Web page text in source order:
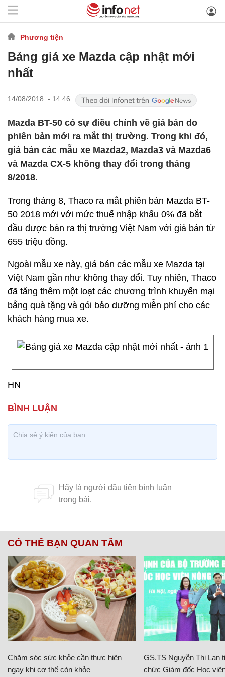
Phương tiện
Bảng giá xe Mazda cập nhật mới
nhất
14/08/2018 - 14:46
Mazda BT-50 có sự điều chỉnh về giá bán do
phiên bản mới ra mắt thị trường. Trong khi đó,
giá bán các mẫu xe Mazda2, Mazda3 và Mazda6
và Mazda CX-5 không thay đổi trong tháng
8/2018.
Trong tháng 8, Thaco ra mắt phiên bản Mazda BT-
50 2018 mới với mức thuế nhập khẩu 0% đã bắt
đầu được bán ra thị trường Việt Nam với giá bán từ
655 triệu đồng.
Ngoài mẫu xe này, giá bán các mẫu xe Mazda tại
Việt Nam gần như không thay đổi. Tuy nhiên, Thaco
đã tăng thêm một loạt các chương trình khuyến mại
bằng quà tặng và gói bảo dưỡng miễn phí cho các
khách hàng mua xe.
HN
CÓ THỂ BẠN QUAN TÂM
Chăm sóc sức khỏe cần thực hiện
ngay khi cơ thể còn khỏe
GS.TS Nguyễn Thị Lan
chức Giám đốc Học